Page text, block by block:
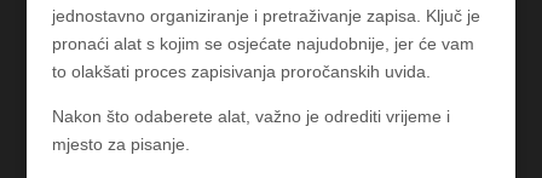
jednostavno organiziranje i pretraživanje zapisa. Ključ je
pronaći alat s kojim se osjećate najudobnije, jer će vam
to olakšati proces zapisivanja proročanskih uvida.
Nakon što odaberete alat, važno je odrediti vrijeme i
mjesto za pisanje.